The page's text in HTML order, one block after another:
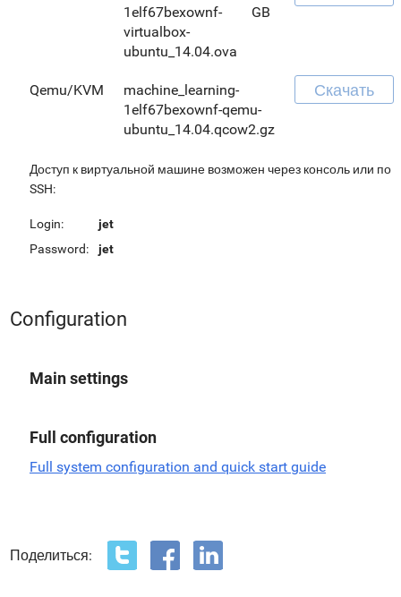
1elf67bexownf-
virtualbox-
ubuntu_14.04.ova
GB
Qemu/KVM
machine_learning-
1elf67bexownf-qemu-
ubuntu_14.04.qcow2.gz
Скачать
Доступ к виртуальной машине возможен через консоль или по
SSH:
Login:
jet
Password:
jet
Configuration
Main settings
Full configuration
Full system configuration and quick start guide
Поделиться: